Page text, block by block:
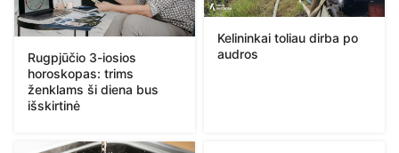
Rugpjūčio 3-iosios
horoskopas: trims
ženklams ši diena bus
išskirtinė
Kelininkai toliau dirba po
audros